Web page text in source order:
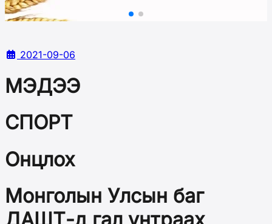
2021-09-06
МЭДЭЭ
СПОРТ
Онцлох
Монголын Улсын баг